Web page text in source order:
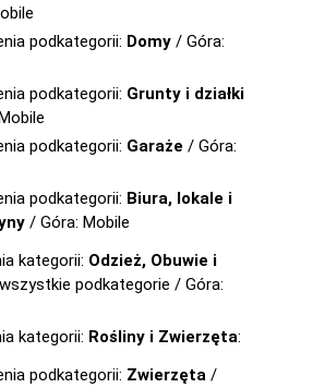
podkategorii: Domy / Góra:
podkategorii: Grunty i działki
podkategorii: Garaże / Góra:
podkategorii: Biura, lokale i
/ Góra: Mobile
kategorii: Odzież, Obuwie i
wszystkie podkategorie / Góra:
kategorii: Rośliny i Zwierzęta:
podkategorii: Zwierzęta /